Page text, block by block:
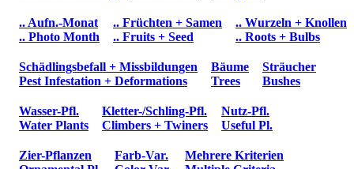
.. Aufn.-Monat
.. Photo Month
.. Früchten + Samen
.. Fruits + Seed
.. Wurzeln + Knollen
.. Roots + Bulbs
Schädlingsbefall + Missbildungen
Pest Infestation + Deformations
Bäume
Trees
Sträucher
Bushes
Wasser-Pfl.
Water Plants
Kletter-/Schling-Pfl.
Climbers + Twiners
Nutz-Pfl.
Useful Pl.
Zier-Pflanzen
Farb-Var.
Mehrere Kriterien